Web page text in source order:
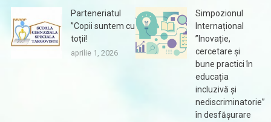
Parteneriatul
”Copii suntem cu
toții!
aprilie 1, 2026
Simpozionul
Internațional
”Inovație,
cercetare și
bune practici în
educația
incluzivă și
nediscriminatorie”
în desfășurare